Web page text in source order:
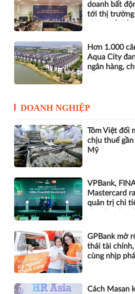
doanh bất
tới thị trường
Hơn 1.000
Aqua City
ngân hàng,
DOANH NGHIỆP
Tôm Việt đối
chịu thuế
Mỹ
VPBank,
Mastercard
quản trị chi
GPBank mở
thái tài
cùng nhịp
Cách Masan